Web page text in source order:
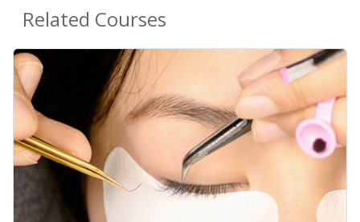
Related Courses